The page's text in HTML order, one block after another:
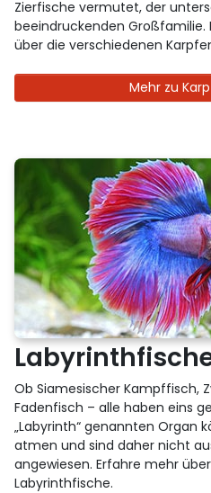
Zierfische vermutet, der
beeindruckenden Großfamilie.
über die verschiedenen
Mehr zu
Ob Siamesischer Kampffisch,
Fadenfisch – alle haben eins
„Labyrinth“ genannten Organ
atmen und sind daher nicht
angewiesen. Erfahre mehr
Labyrinthfische.